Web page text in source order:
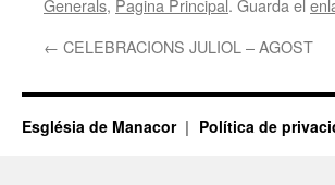
Generals, Pagina Principal. Guarda el
← CELEBRACIONS JULIOL – AGOST
Església de Manacor Política de